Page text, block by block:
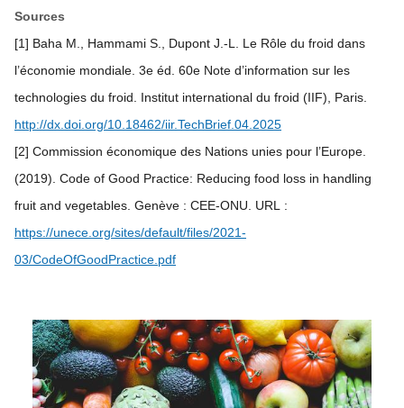
Sources
[1] Baha M., Hammami S., Dupont J.-L. Le Rôle du froid dans
l’économie mondiale. 3e éd. 60e Note d’information sur les
technologies du froid. Institut international du froid (IIF), Paris.
http://dx.doi.org/10.18462/iir.TechBrief.04.2025
[2] Commission économique des Nations unies pour l’Europe.
(2019). Code of Good Practice: Reducing food loss in handling
fruit and vegetables. Genève : CEE-ONU. URL :
https://unece.org/sites/default/files/2021-
03/CodeOfGoodPractice.pdf